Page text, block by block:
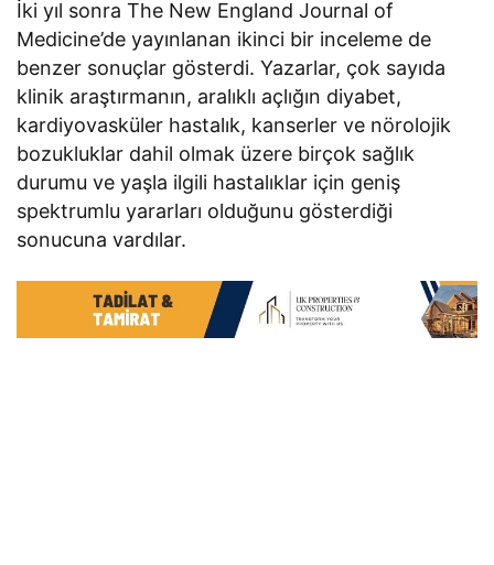
İki yıl sonra The New England Journal of
Medicine’de yayınlanan ikinci bir inceleme de
benzer sonuçlar gösterdi. Yazarlar, çok sayıda
klinik araştırmanın, aralıklı açlığın diyabet,
kardiyovasküler hastalık, kanserler ve nörolojik
bozukluklar dahil olmak üzere birçok sağlık
durumu ve yaşla ilgili hastalıklar için geniş
spektrumlu yararları olduğunu gösterdiği
sonucuna vardılar.